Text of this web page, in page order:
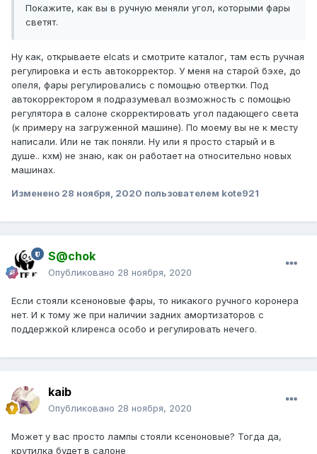
Покажите, как вы в ручную меняли угол, которыми фары
светят.
Ну как, открываете elcats и смотрите каталог, там есть ручная
регулировка и есть автокорректор. У меня на старой бэхе, до
опеля, фары регулировались с помощью отвертки. Под
автокорректором я подразумевал возможность с помощью
регулятора в салоне скорректировать угол падающего света
(к примеру на загруженной машине). По моему вы не к месту
написали. Или не так поняли. Ну или я просто старый и в
душе.. кхм) не знаю, как он работает на относительно новых
машинах.
Изменено 28 ноября, 2020 пользователем kote921
S@chok
Опубликовано 28 ноября, 2020
Если стояли ксеноновые фары, то никакого ручного коронера
нет. И к тому же при наличии задних амортизаторов с
поддержкой клиренса особо и регулировать нечего.
kaib
Опубликовано 28 ноября, 2020
Может у вас просто лампы стояли ксеноновые? Тогда да,
крутилка будет в салоне